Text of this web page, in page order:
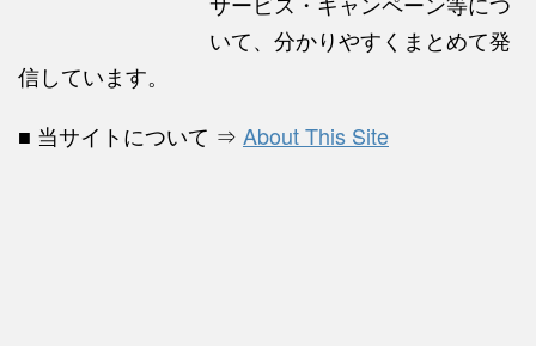
いて、分かりやすくまとめて発
信しています。
■ 当サイトについて ⇒ About This Site